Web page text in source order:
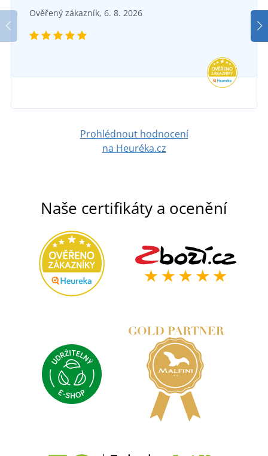
Dámské legíny Balance
250 Kč
Ověřený zákazník, 6. 8. 2026
Prohlédnout hodnocení
na Heuréka.cz
Naše certifikáty a ocenění